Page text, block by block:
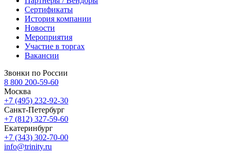
Сертификаты
История компании
Новости
Мероприятия
Участие в торгах
Вакансии
Звонки по России
8 800 200-59-60
Москва
+7 (495) 232-92-30
Санкт-Петербург
+7 (812) 327-59-60
Екатеринбург
+7 (343) 302-70-00
info@trinity.ru